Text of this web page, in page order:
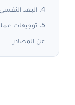
4. البعد النفسي والحياتي
5. توجيهات عملية مستفادة
عن المصادر